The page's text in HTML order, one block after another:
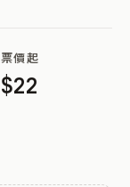
票價起
$22